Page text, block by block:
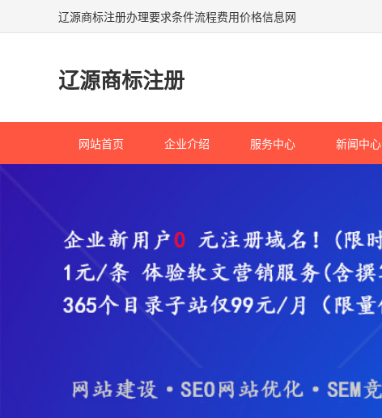
辽源商标注册办理要求条件流程费用价格信息网
辽源商标注册
网站首页 企业介绍 服务中心 新闻中心